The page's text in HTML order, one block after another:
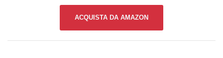
ACQUISTA DA AMAZON